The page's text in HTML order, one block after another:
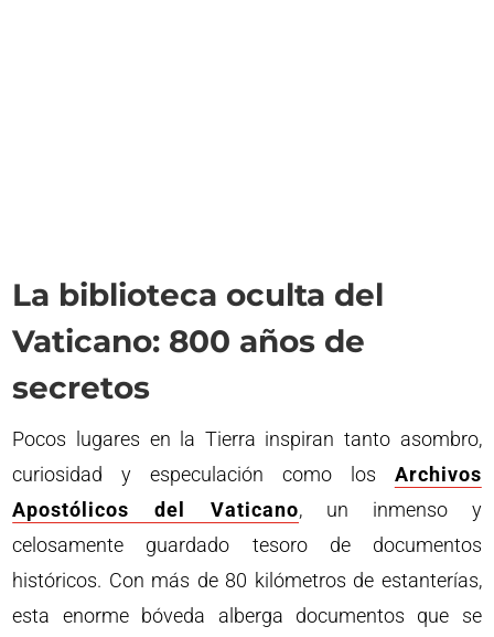
La biblioteca oculta del
Vaticano: 800 años de
secretos
Pocos lugares en la Tierra inspiran tanto asombro,
curiosidad y especulación como los Archivos
Apostólicos del Vaticano, un inmenso y
celosamente guardado tesoro de documentos
históricos. Con más de 80 kilómetros de estanterías,
esta enorme bóveda alberga documentos que se